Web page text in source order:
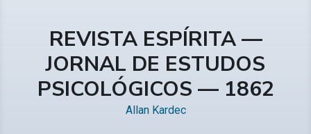
REVISTA ESPÍRITA —
JORNAL DE ESTUDOS
PSICOLÓGICOS — 1862
Allan Kardec